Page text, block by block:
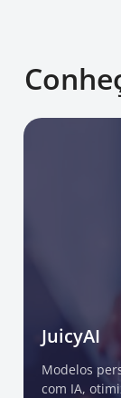
JuicyAI
Modelos
com IA,